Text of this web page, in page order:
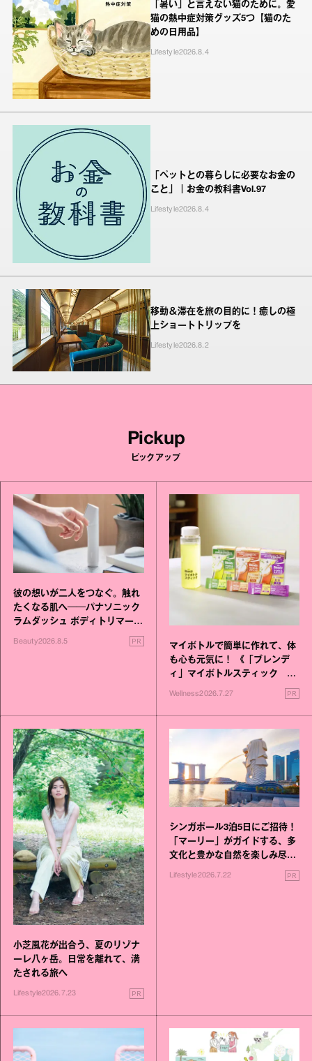
「暑い」と言えない猫のために。愛
猫の熱中症対策グッズ5つ【猫のた
めの日用品】
Lifestyle2026.8.4
「ペットとの暮らしに必要なお金の
こと」｜お金の教科書Vol.97
Lifestyle2026.8.4
移動＆滞在を旅の目的に！癒しの極
上ショートトリップを
Lifestyle2026.8.2
Pickup
ピックアップ
彼の想いが二人をつなぐ。触れ
たくなる肌へ──パナソニック
ラムダッシュ ボディトリマーが
Beauty2026.8.5 PR
マイボトルで簡単に作れて、体
も心も元気に！ 《「ブレンデ
ィ」マイボトルスティック い
いこと毎日》シリーズが誕生
Wellness2026.7.27 PR
小芝風花が出合う、夏のリゾナ
ーレ八ヶ岳。日常を離れて、満
たされる旅へ
Lifestyle2026.7.23 PR
シンガポール3泊5日にご招待！
「マーリー」がガイドする、多
文化と豊かな自然を楽しみ尽く
Lifestyle2026.7.22 PR